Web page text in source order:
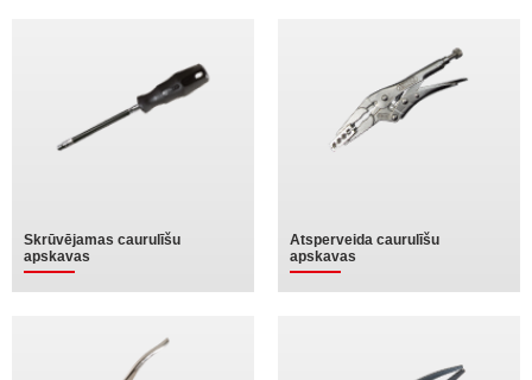
Skrūvējamas caurulīšu
apskavas
Atsperveida caurulīšu
apskavas